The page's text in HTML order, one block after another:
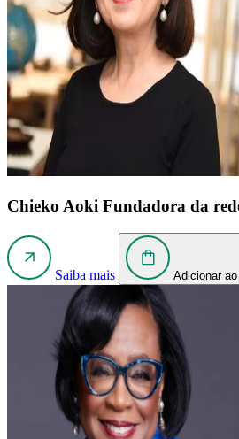
Chieko Aoki Fundadora da
Saiba mais Adicionar